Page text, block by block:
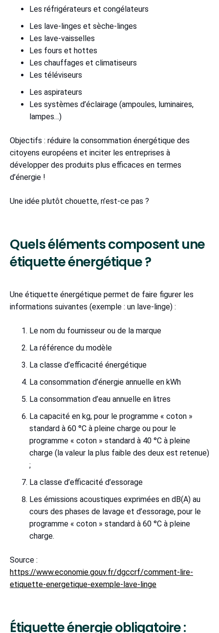
Les réfrigérateurs et congélateurs
Les lave-linges et sèche-linges
Les lave-vaisselles
Les fours et hottes
Les chauffages et climatiseurs
Les téléviseurs
Les aspirateurs
Les systèmes d’éclairage (ampoules, luminaires,
lampes…)
Objectifs : réduire la consommation énergétique des
citoyens européens et inciter les entreprises à
développer des produits plus efficaces en termes
d’énergie !
Une idée plutôt chouette, n’est-ce pas ?
Quels éléments composent une
étiquette énergétique ?
Une étiquette énergétique permet de faire figurer les
informations suivantes (exemple : un lave-linge) :
Le nom du fournisseur ou de la marque
La référence du modèle
La classe d’efficacité énergétique
La consommation d’énergie annuelle en kWh
La consommation d’eau annuelle en litres
La capacité en kg, pour le programme « coton »
standard à 60 °C à pleine charge ou pour le
programme « coton » standard à 40 °C à pleine
charge (la valeur la plus faible des deux est retenue)
;
La classe d’efficacité d’essorage
Les émissions acoustiques exprimées en dB(A) au
cours des phases de lavage et d’essorage, pour le
programme « coton » standard à 60 °C à pleine
charge.
Source :
https://www.economie.gouv.fr/dgccrf/comment-lire-
etiquette-energetique-exemple-lave-linge
Étiquette énergie obligatoire :